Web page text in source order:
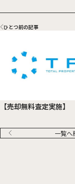
ひとつ前の記事
【売却無料査定実施】
一覧へ